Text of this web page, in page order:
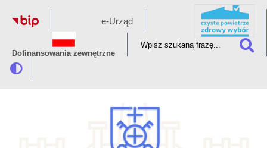
e-Urząd
Dofinansowania zewnętrzne